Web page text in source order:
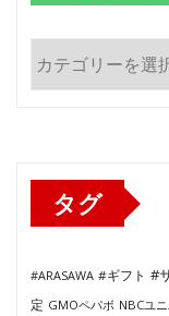
テ
タグ
#ARASAWA #ギフト #
定 GMOペパボ NBCユ